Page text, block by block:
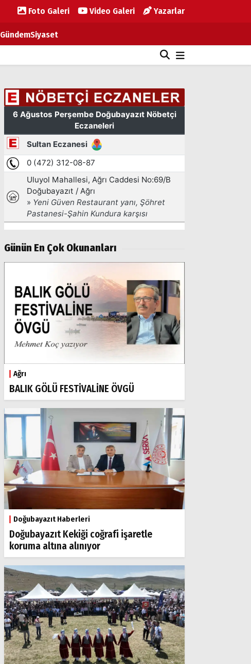
Foto Galeri Video Galeri Yazarlar
GündemSiyaset
Günün En Çok Okunanları
Ağrı
BALIK GÖLÜ FESTİVALİNE ÖVGÜ
Doğubayazıt Haberleri
Doğubayazıt Kekiği coğrafi işaretle
koruma altına alınıyor